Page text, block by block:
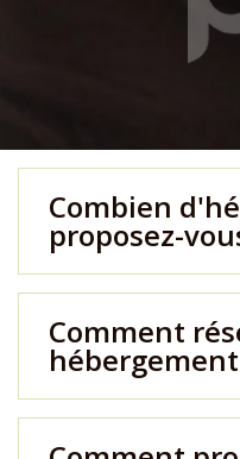
Combien
proposez-
Comment